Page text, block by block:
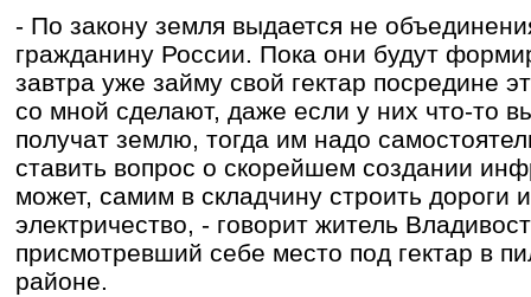
- По закону земля выдается не
гражданину России. Пока они будут
завтра уже займу свой гектар посредине
со мной сделают, даже если у них что-то
получат землю, тогда им надо
ставить вопрос о скорейшем создании
может, самим в складчину строить дороги
электричество, - говорит житель
присмотревший себе место под гектар в
районе.